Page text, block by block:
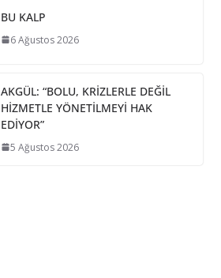
BU KALP
6 Ağustos 2026
AKGÜL: “BOLU, KRİZLERLE DEĞİL
HİZMETLE YÖNETİLMEYİ HAK
EDİYOR”
5 Ağustos 2026